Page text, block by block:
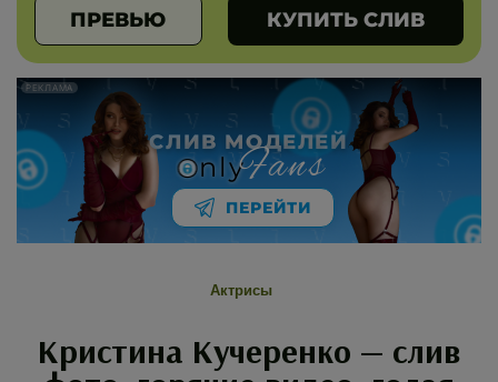
ПРЕВЬЮ КУПИТЬ СЛИВ
РЕКЛАМА
СЛИВ МОДЕЛЕЙ
nlyFans
ПЕРЕЙТИ
Актрисы
Кристина Кучеренко — слив